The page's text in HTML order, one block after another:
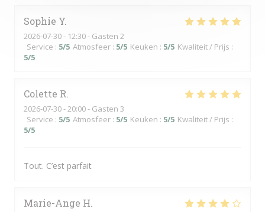
Sophie Y
2026-07-30- 12:30 - Gasten 2
Service : 5/5 Atmosfeer : 5/5 Keuken : 5/5 Kwaliteit / Prijs :
5/5
Colette R
2026-07-30- 20:00 - Gasten 3
Service : 5/5 Atmosfeer : 5/5 Keuken : 5/5 Kwaliteit / Prijs :
5/5
Tout. C’est parfait
Marie-Ange H